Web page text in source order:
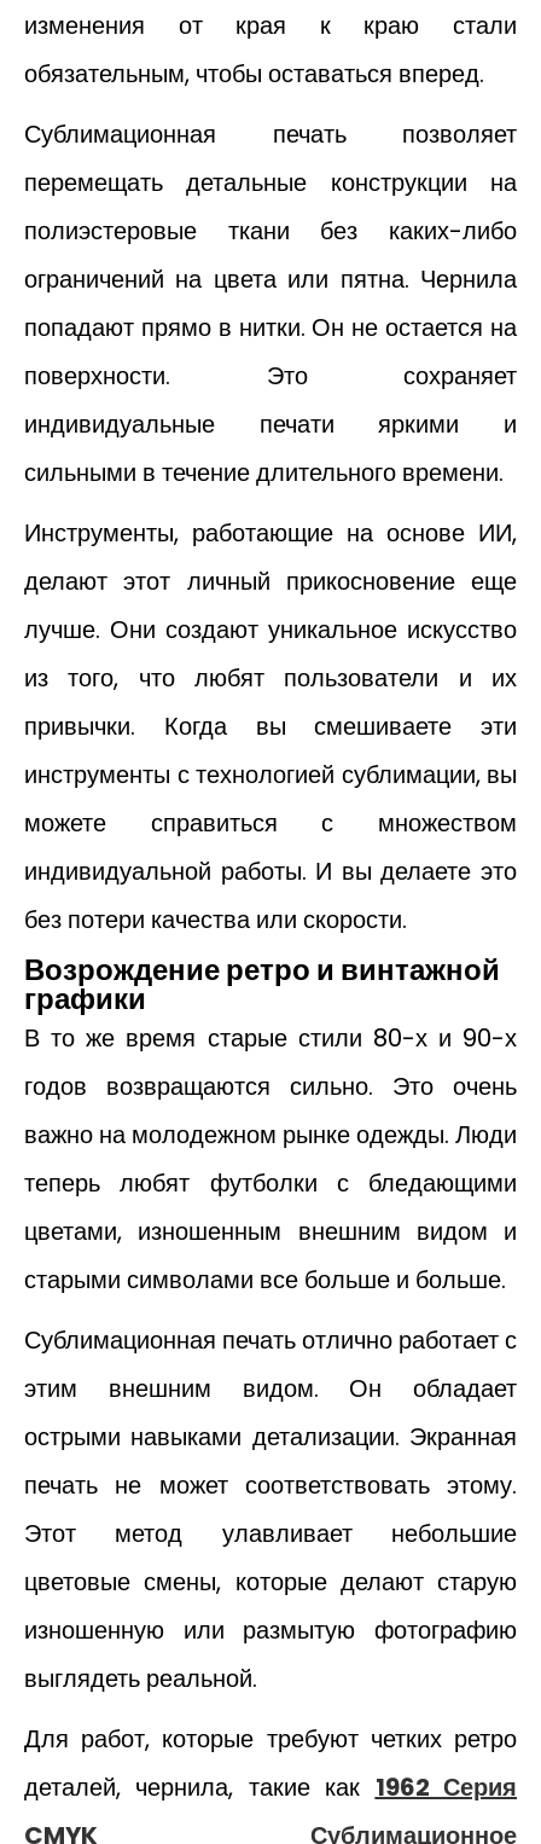
изменения от края к краю стали
обязательным, чтобы оставаться вперед.
Сублимационная печать позволяет
перемещать детальные конструкции на
полиэстеровые ткани без каких-либо
ограничений на цвета или пятна. Чернила
попадают прямо в нитки. Он не остается на
поверхности. Это сохраняет
индивидуальные печати яркими и
сильными в течение длительного времени.
Инструменты, работающие на основе ИИ,
делают этот личный прикосновение еще
лучше. Они создают уникальное искусство
из того, что любят пользователи и их
привычки. Когда вы смешиваете эти
инструменты с технологией сублимации, вы
можете справиться с множеством
индивидуальной работы. И вы делаете это
без потери качества или скорости.
Возрождение ретро и винтажной
графики
В то же время старые стили 80-х и 90-х
годов возвращаются сильно. Это очень
важно на молодежном рынке одежды. Люди
теперь любят футболки с бледающими
цветами, изношенным внешним видом и
старыми символами все больше и больше.
Сублимационная печать отлично работает с
этим внешним видом. Он обладает
острыми навыками детализации. Экранная
печать не может соответствовать этому.
Этот метод улавливает небольшие
цветовые смены, которые делают старую
изношенную или размытую фотографию
выглядеть реальной.
Для работ, которые требуют четких ретро
деталей, чернила, такие как 1962 Серия
CMYK Сублимационное